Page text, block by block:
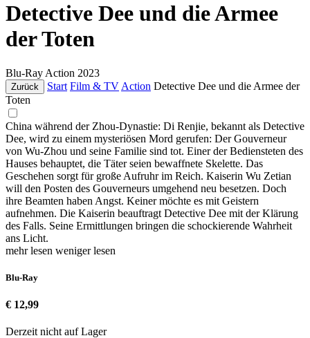
Detective Dee und die Armee
der Toten
Blu-Ray Action 2023
Zurück Start Film & TV Action Detective Dee und die Armee der
Toten
China während der Zhou-Dynastie: Di Renjie, bekannt als Detective
Dee, wird zu einem mysteriösen Mord gerufen: Der Gouverneur
von Wu-Zhou und seine Familie sind tot. Einer der Bediensteten des
Hauses behauptet, die Täter seien bewaffnete Skelette. Das
Geschehen sorgt für große Aufruhr im Reich. Kaiserin Wu Zetian
will den Posten des Gouverneurs umgehend neu besetzen. Doch
ihre Beamten haben Angst. Keiner möchte es mit Geistern
aufnehmen. Die Kaiserin beauftragt Detective Dee mit der Klärung
des Falls. Seine Ermittlungen bringen die schockierende Wahrheit
ans Licht.
mehr lesen weniger lesen
Blu-Ray
€ 12,99
Derzeit nicht auf Lager